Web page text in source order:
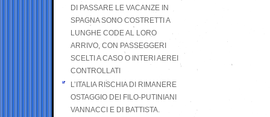
DI PASSARE LE VACANZE IN
SPAGNA SONO COSTRETTI A
LUNGHE CODE AL LORO
ARRIVO, CON PASSEGGERI
SCELTI A CASO O INTERI AEREI
CONTROLLATI
L’ITALIA RISCHIA DI RIMANERE
OSTAGGIO DEI FILO-PUTINIANI
VANNACCI E DI BATTISTA.